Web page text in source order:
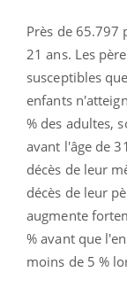
Près de 65.797
21 ans. Les
susceptibles
enfants
% des adultes,
avant l'âge de
décès de leur
décès de leur
augmente
% avant que
moins de 5 %